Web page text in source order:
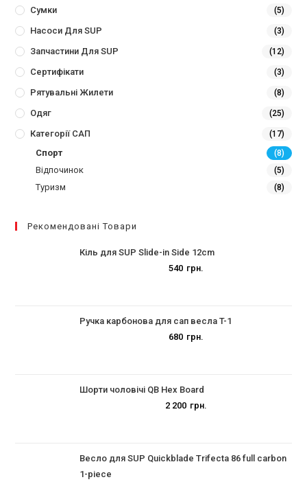
Сумки (5)
Насоси Для SUP (3)
Запчастини Для SUP (12)
Сертифікати (3)
Рятувальні Жилети (8)
Одяг (25)
Категорії САП (17)
Спорт (8)
Відпочинок (5)
Туризм (8)
Рекомендовані Товари
Кіль для SUP Slide-in Side 12cm
грн.
540
Ручка карбонова для сап весла T-1
грн.
680
Шорти чоловічі QB Hex Board
грн.
2 200
Весло для SUP Quickblade Trifecta 86 full carbon
1-piece